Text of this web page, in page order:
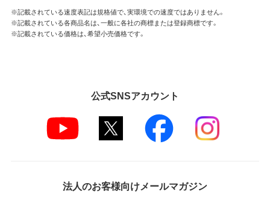
※記載されている速度表記は規格値で、実環境での速度ではありません。
※記載されている各商品名は、一般に各社の商標または登録商標です。
※記載されている価格は、希望小売価格です。
公式SNSアカウント
法人のお客様向けメールマガジン